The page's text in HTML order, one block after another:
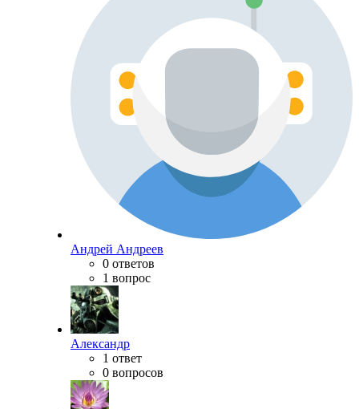
Андрей Андреев
0 ответов
1 вопрос
Александр
1 ответ
0 вопросов